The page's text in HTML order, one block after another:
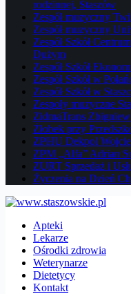
rodzinnej, Staszów
Zespół muzyczny
Zespół muzyczny
Zespół Szkół
Dużym
Zespół Szkół
Zespół Szkół w
Zespół Szkół w
Zespoły muzyczne
ZidmaTrans
Żłobek przy
ZPHU Dekpol
ZPM „Alfa” Adrian
ZURT Sprzedaż i
Życzenia na Dzień
Apteki
Lekarze
Ośrodki zdrowia
Weterynarze
Dietetycy
Kontakt